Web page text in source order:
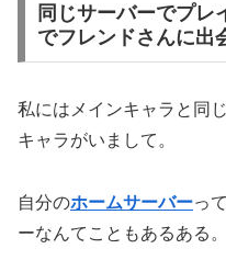
同じサーバーでプレ
でフレンドさんに出
私にはメインキャラと同
キャラがいまして。
自分のホームサーバーっ
ーなんてこともあるある。